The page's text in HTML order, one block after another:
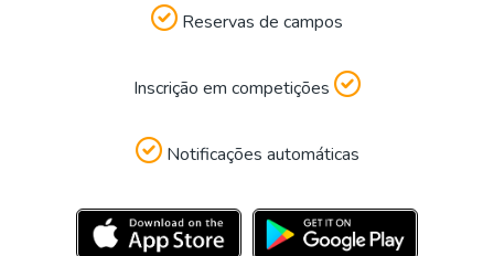
Reservas de campos
Inscrição em competições
Notificações automáticas